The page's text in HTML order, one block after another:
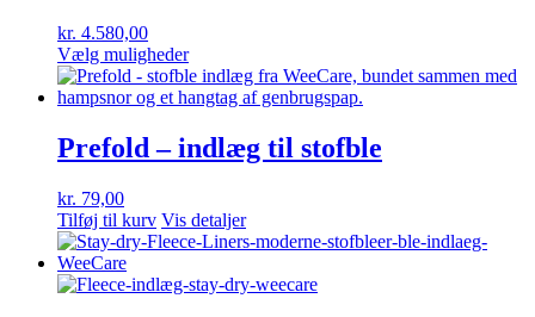
på
varesiden
kr. 4.580,00
Vælg mulighederDette
vare
har
varianter.
Mulighederne
på
varesiden
Prefold – indlæg til stofble
kr. 79,00
Tilføj til kurv Vis detaljer